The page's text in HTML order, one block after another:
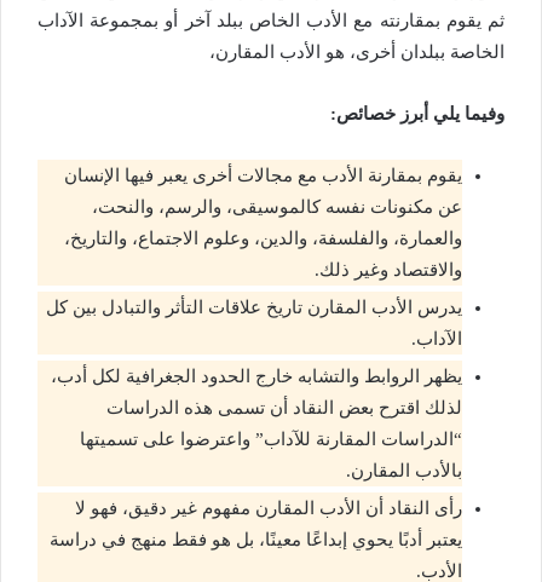
ثم يقوم بمقارنته مع الأدب الخاص ببلد آخر أو بمجموعة الآداب
الخاصة ببلدان أخرى، هو الأدب المقارن،
وفيما يلي أبرز خصائص:
يقوم بمقارنة الأدب مع مجالات أخرى يعبر فيها الإنسان
عن مكنونات نفسه كالموسيقى، والرسم، والنحت،
والعمارة، والفلسفة، والدين، وعلوم الاجتماع، والتاريخ،
والاقتصاد وغير ذلك.
يدرس الأدب المقارن تاريخ علاقات التأثر والتبادل بين كل
الآداب.
يظهر الروابط والتشابه خارج الحدود الجغرافية لكل أدب،
لذلك اقترح بعض النقاد أن تسمى هذه الدراسات
“الدراسات المقارنة للآداب” واعترضوا على تسميتها
بالأدب المقارن.
رأى النقاد أن الأدب المقارن مفهوم غير دقيق، فهو لا
يعتبر أدبًا يحوي إبداعًا معينًا، بل هو فقط منهج في دراسة
الأدب.